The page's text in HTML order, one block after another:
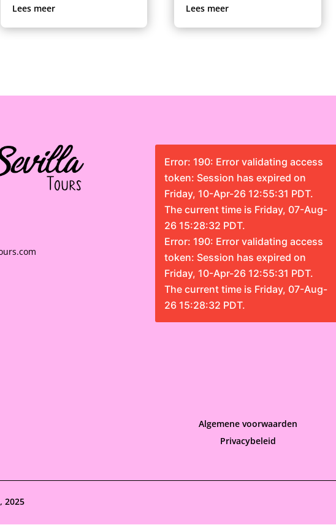
Lees meer
Lees meer
Error: 190: Error validating access
token: Session has expired on
Friday, 10-Apr-26 12:55:31 PDT.
The current time is Friday, 07-Aug-
26 15:28:32 PDT.
Error: 190: Error validating access
token: Session has expired on
Friday, 10-Apr-26 12:55:31 PDT.
The current time is Friday, 07-Aug-
26 15:28:32 PDT.
Algemene voorwaarden
Privacybeleid
2025